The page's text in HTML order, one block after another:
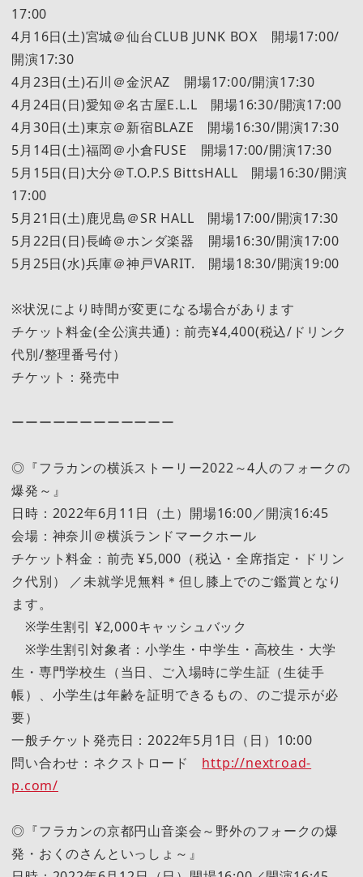
17:00
4月16日(土)宮城＠仙台CLUB JUNK BOX 開場17:00/
開演17:30
4月23日(土)石川＠金沢AZ 開場17:00/開演17:30
4月24日(日)愛知＠名古屋E.L.L 開場16:30/開演17:00
4月30日(土)東京＠新宿BLAZE 開場16:30/開演17:30
5月14日(土)福岡＠小倉FUSE 開場17:00/開演17:30
5月15日(日)大分＠T.O.P.S BittsHALL 開場16:30/開演
17:00
5月21日(土)鹿児島＠SR HALL 開場17:00/開演17:30
5月22日(日)長崎＠ホンダ楽器 開場16:30/開演17:00
5月25日(水)兵庫＠神戸VARIT. 開場18:30/開演19:00
※状況により時間が変更になる場合があります
チケット料金(全公演共通)：前売¥4,400(税込/ドリンク
代別/整理番号付）
チケット：発売中
ーーーーーーーーーーーー
◎『フラカンの横浜ストーリー2022～4人のフォークの
爆発～』
日時：2022年6月11日（土）開場16:00／開演16:45
会場：神奈川＠横浜ランドマークホール
チケット料金：前売 ¥5,000（税込・全席指定・ドリン
ク代別） ／未就学児無料＊但し膝上でのご鑑賞となり
ます。
※学生割引 ¥2,000キャッシュバック
※学生割引対象者：小学生・中学生・高校生・大学
生・専門学校生（当日、ご入場時に学生証（生徒手
帳）、小学生は年齢を証明できるもの、のご提示が必
要）
一般チケット発売日：2022年5月1日（日）10:00
問い合わせ：ネクストロード http://nextroad-
p.com/
◎『フラカンの京都円山音楽会～野外のフォークの爆
発・おくのさんといっしょ～』